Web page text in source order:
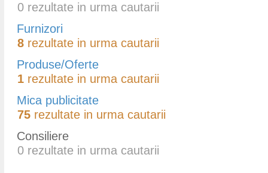
0 rezultate in urma cautarii
Furnizori
8 rezultate in urma cautarii
Produse/Oferte
1 rezultate in urma cautarii
Mica publicitate
75 rezultate in urma cautarii
Consiliere
0 rezultate in urma cautarii